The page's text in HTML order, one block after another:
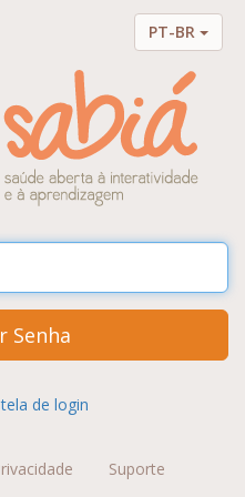
PT-BR
Senha
de login
Suporte